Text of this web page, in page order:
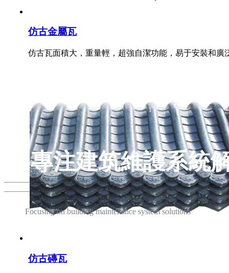
仿古金屬瓦
仿古瓦面積大，重量輕，超強自潔功能，易于安裝和
仿古磚瓦
專注建筑維護系統
Focusing on building maintenance system solutions